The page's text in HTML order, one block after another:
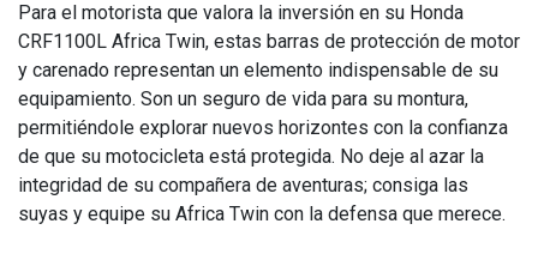
Para el motorista que valora la inversión en su Honda
CRF1100L Africa Twin, estas barras de protección de motor
y carenado representan un elemento indispensable de su
equipamiento. Son un seguro de vida para su montura,
permitiéndole explorar nuevos horizontes con la confianza
de que su motocicleta está protegida. No deje al azar la
integridad de su compañera de aventuras; consiga las
suyas y equipe su Africa Twin con la defensa que merece.